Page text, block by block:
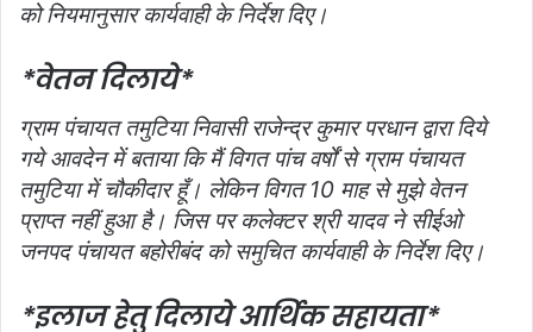
को नियमानुसार कार्यवाही के निर्देश दिए।
*वेतन दिलाये*
ग्राम पंचायत तमुटिया निवासी राजेन्द्र कुमार परधान द्वारा दिये
गये आवदेन में बताया कि मैं विगत पांच वर्षों से ग्राम पंचायत
तमुटिया में चौकीदार हूँ। लेकिन विगत 10 माह से मुझे वेतन
प्राप्त नहीं हुआ है। जिस पर कलेक्टर श्री यादव ने सीईओ
जनपद पंचायत बहोरीबंद को समुचित कार्यवाही के निर्देश दिए।
*इलाज हेतु दिलाये आर्थिक सहायता*